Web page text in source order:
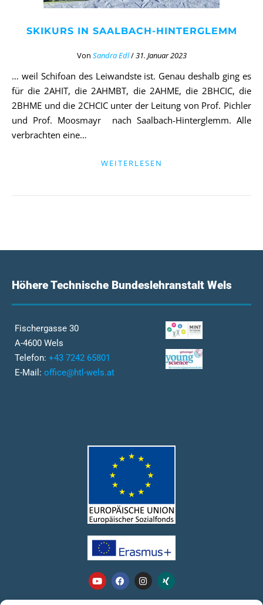
SKIKURS IN SAALBACH-HINTERGLEMM
Von Sandra Edl/31. Januar 2023
… weil Schifoan des Leiwandste ist. Genau deshalb ging es
für die 2AHIT, die 2AHMBT, die 2AHME, die 2BHCIC, die
2BHME und die 2CHCIC unter der Leitung von Prof. Pichler
und Prof. Moosmayr nach Saalbach-Hinterglemm. Alle
verbrachten eine…
WEITERLESEN
Höhere Technische Bundeslehranstalt Wels
Fischergasse 30
A-4600 Wels
Telefon: +43 7242 65801
E-Mail: office@htl-wels.at